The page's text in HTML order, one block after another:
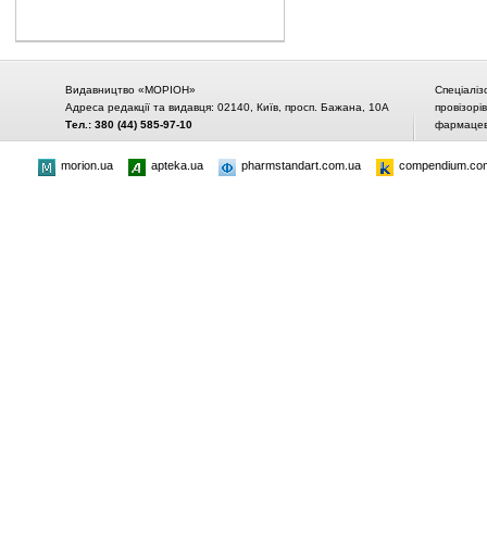
Видавництво «МОРІОН»
Адреса редакції та видавця: 02140, Київ, просп. Бажана, 10А
Тел.: 380 (44) 585-97-10
morion.ua apteka.ua pharmstandart.com.ua